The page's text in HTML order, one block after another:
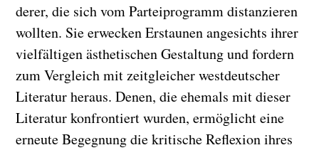
derer, die sich vom Parteiprogramm distanzieren
wollten. Sie erwecken Erstaunen angesichts ihrer
vielfältigen ästhetischen Gestaltung und fordern
zum Vergleich mit zeitgleicher westdeutscher
Literatur heraus. Denen, die ehemals mit dieser
Literatur konfrontiert wurden, ermöglicht eine
erneute Begegnung die kritische Reflexion ihres